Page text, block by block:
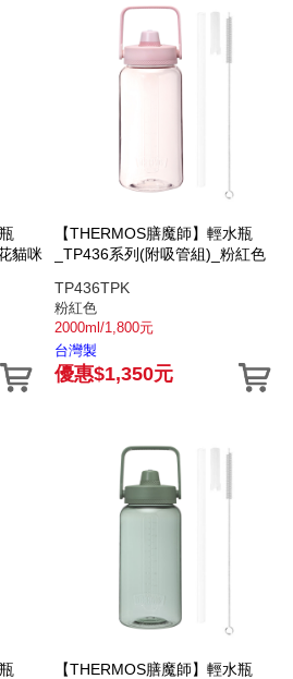
貓咪
【THERMOS膳魔師】輕水瓶
_TP436系列(附吸管組)_粉紅色
TP436TPK
粉紅色
2000ml/1,800元
台灣製
優惠$1,350元
【THERMOS膳魔師】輕水瓶